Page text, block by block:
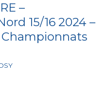
–
15/16 2024 –